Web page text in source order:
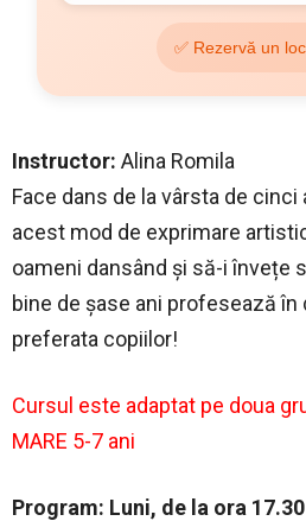
✅ Rezervă un
Instructor: Alina Romila
Face dans de la vârsta de
acest mod de exprimare
oameni dansând și să-i învețe
bine de șase ani profesează
preferata copiilor!
Cursul este adaptat pe doua
MARE 5-7 ani
Program: Luni, de la ora